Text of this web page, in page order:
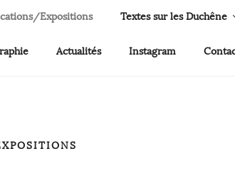
Expositions Textes sur les Duchêne
Actualités Instagram